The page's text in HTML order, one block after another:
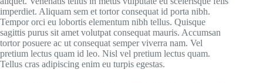
imperdiet. Aliquam sem et tortor consequat id porta nibh.
Tempor orci eu lobortis elementum nibh tellus. Quisque
sagittis purus sit amet volutpat consequat mauris. Accumsan
tortor posuere ac ut consequat semper viverra nam. Vel
pretium lectus quam id leo. Nisl vel pretium lectus quam.
Tellus cras adipiscing enim eu turpis egestas.